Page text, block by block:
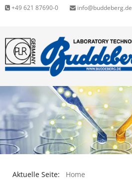
+49 621 87690-0 info@buddeberg.de
Aktuelle Seite: Home